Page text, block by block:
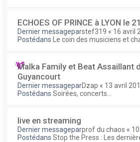
ECHOES OF PRINCE à LYON le
Dernier messageparstef319 « 16 avril
Postédans
Le coin des musiciens et
Malka Family et Beat Assaillant
Guyancourt
Dernier messageparDzap « 13 avril
Postédans Soirées, concerts...
live en streaming
Dernier messageparprof du chaos «
Postédans Stop the Press : Les